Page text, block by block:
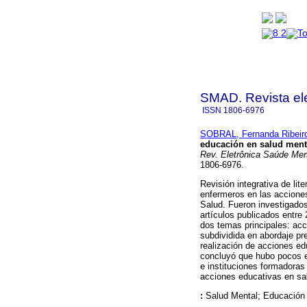
SMAD. Revista
ISSN 1806-6976
SOBRAL, Fernanda
educación en salud
Rev. Eletrônica Saúde
1806-6976.
Revisión integrativa de
enfermeros en las
Salud. Fueron
artículos publicados entre
dos temas principales:
subdividida en abordaje
realización de acciones
concluyó que hubo pocos
e instituciones
acciones educativas en
: Salud Mental;